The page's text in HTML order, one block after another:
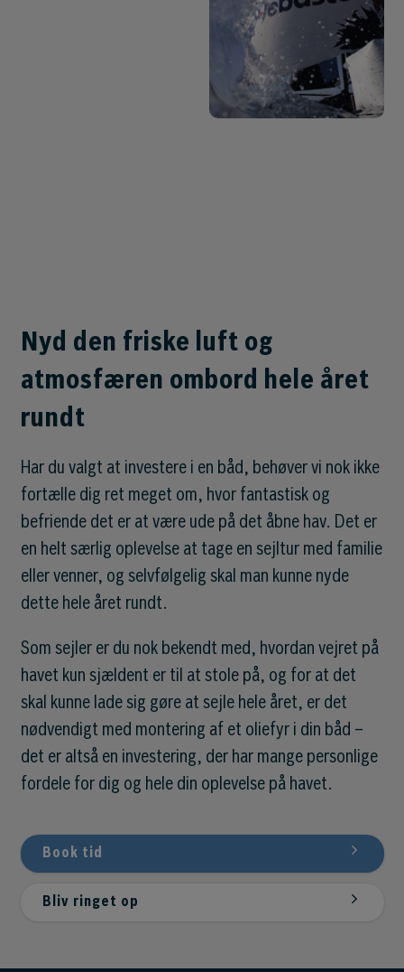
Nyd den friske luft og
atmosfæren ombord hele året
rundt
Har du valgt at investere i en båd, behøver vi nok ikke
fortælle dig ret meget om, hvor fantastisk og
befriende det er at være ude på det åbne hav. Det er
en helt særlig oplevelse at tage en sejltur med familie
eller venner, og selvfølgelig skal man kunne nyde
dette hele året rundt.
Som sejler er du nok bekendt med, hvordan vejret på
havet kun sjældent er til at stole på, og for at det
skal kunne lade sig gøre at sejle hele året, er det
nødvendigt med montering af et oliefyr i din båd –
det er altså en investering, der har mange personlige
fordele for dig og hele din oplevelse på havet.
Book tid
Bliv ringet op